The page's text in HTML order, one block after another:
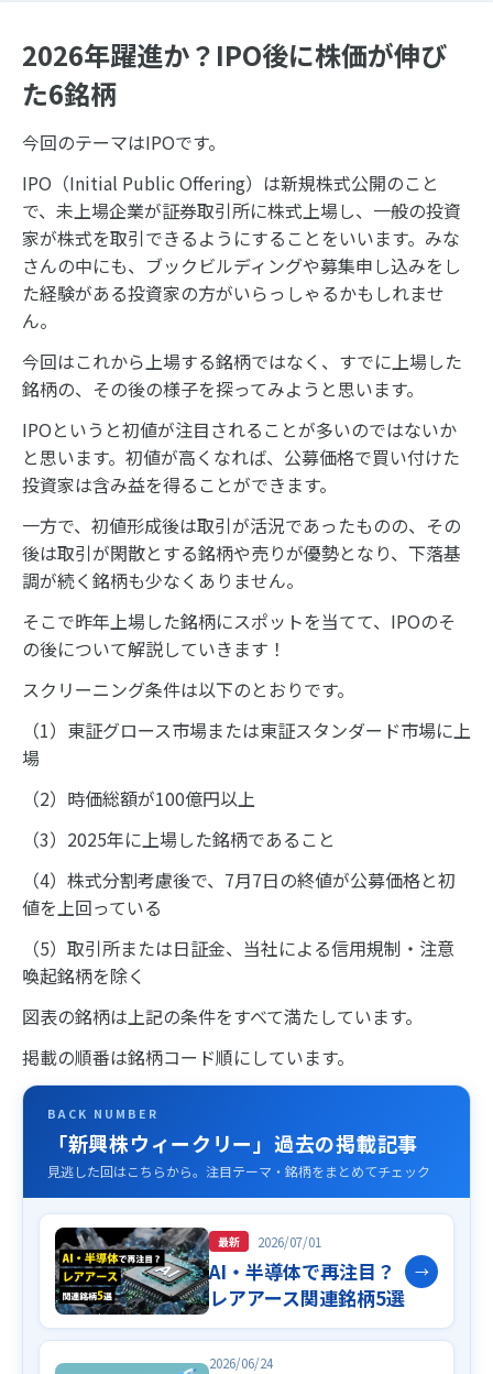
2026年躍進か？IPO後に株価が伸び
た6銘柄
今回のテーマはIPOです。
IPO（Initial Public Offering）は新規株式公開のこと
で、未上場企業が証券取引所に株式上場し、一般の投資
家が株式を取引できるようにすることをいいます。みな
さんの中にも、ブックビルディングや募集申し込みをし
た経験がある投資家の方がいらっしゃるかもしれませ
ん。
今回はこれから上場する銘柄ではなく、すでに上場した
銘柄の、その後の様子を探ってみようと思います。
IPOというと初値が注目されることが多いのではないか
と思います。初値が高くなれば、公募価格で買い付けた
投資家は含み益を得ることができます。
一方で、初値形成後は取引が活況であったものの、その
後は取引が閑散とする銘柄や売りが優勢となり、下落基
調が続く銘柄も少なくありません。
そこで昨年上場した銘柄にスポットを当てて、IPOのそ
の後について解説していきます！
スクリーニング条件は以下のとおりです。
（1）東証グロース市場または東証スタンダード市場に上
場
（2）時価総額が100億円以上
（3）2025年に上場した銘柄であること
（4）株式分割考慮後で、7月7日の終値が公募価格と初
値を上回っている
（5）取引所または日証金、当社による信用規制・注意
喚起銘柄を除く
図表の銘柄は上記の条件をすべて満たしています。
掲載の順番は銘柄コード順にしています。
BACK NUMBER
「新興株ウィークリー」過去の掲載記事
見逃した回はこちらから。注目テーマ・銘柄をまとめてチェック
最新 2026/07/01
AI・半導体で再注目？
レアアース関連銘柄5選
→
2026/06/24